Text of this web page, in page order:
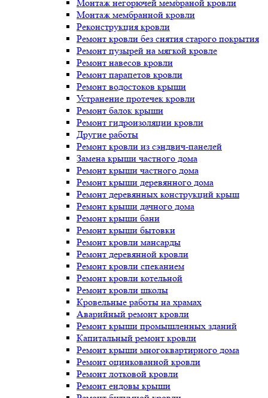
Монтаж негорючей мембраной кровли
Монтаж мембранной кровли
Реконструкция кровли
Ремонт кровли без снятия старого покрытия
Ремонт пузырей на мягкой кровле
Ремонт навесов кровли
Ремонт парапетов кровли
Ремонт водостоков крыши
Устранение протечек кровли
Ремонт балок крыши
Ремонт гидроизоляции кровли
Другие работы
Ремонт кровли из сэндвич-панелей
Замена крыши частного дома
Ремонт крыши частного дома
Ремонт крыши деревянного дома
Ремонт деревянных конструкций крыш
Ремонт крыши дачного дома
Ремонт крыши бани
Ремонт крыши бытовки
Ремонт кровли мансарды
Ремонт деревянной кровли
Ремонт кровли спеканием
Ремонт кровли котельной
Ремонт кровли школы
Кровельные работы на храмах
Аварийный ремонт кровли
Ремонт крыши промышленных зданий
Капитальный ремонт кровли
Ремонт крыши многоквартирного дома
Ремонт оцинкованной кровли
Ремонт лотковой кровли
Ремонт ендовы крыши